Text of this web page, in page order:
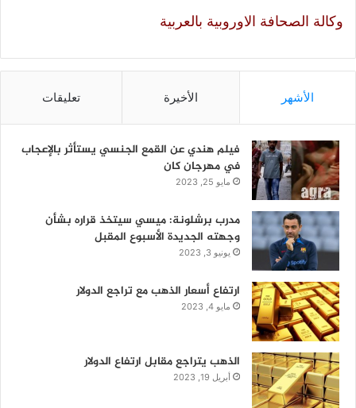
وكالة الصحافة الاوروبية بالعربية
الأشهر الأخيرة تعليقات
فيلم هندي عن القمع الجنسي يستأثر بالإعجاب
في مهرجان كان
مايو 25, 2023
مدرب برشلونة: ميسي سيتخذ قراره بشأن
وجهته الجديدة الأسبوع المقبل
يونيو 3, 2023
ارتفاع أسعار الذهب مع تراجع الدولار
مايو 4, 2023
الذهب يتراجع مقابل ارتفاع الدولار
أبريل 19, 2023